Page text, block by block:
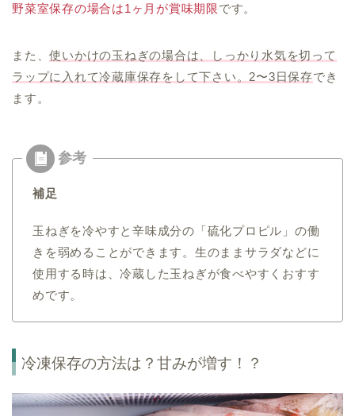
野菜室保存の場合は1ヶ月が賞味期限です。
また、使いかけの玉ねぎの場合は、しっかり水気を切って
ラップに入れて冷蔵庫保存をして下さい。2〜3日保存でき
ます。
補足
玉ねぎを冷やすと辛味成分の「硫化プロピル」の働
きを弱めることができます。生のままサラダなどに
使用する時は、冷蔵した玉ねぎが食べやすくおすす
めです。
冷凍保存の方法は？甘みが増す！？